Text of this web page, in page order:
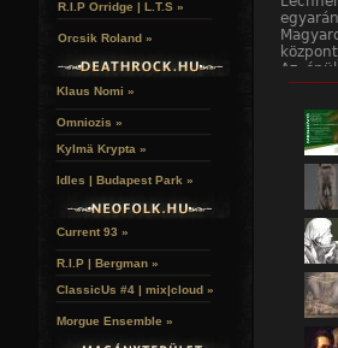
Az
igazán.
Séták,
nem
sétát,
dátum
ami
R.I.P Orridge | L.T.S »
Orcsik Roland »
Klaus Nomi »
Omniozis »
Kylmä Krypta »
Idles | Budapest Park »
Current 93 »
R.I.P | Bergman »
ClassicUs #4 | mix|cloud »
Morgue Ensemble »